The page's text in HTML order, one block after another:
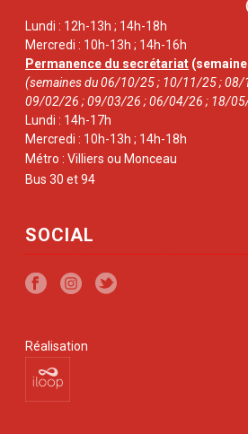
Lundi : 12h-13h ; 14h-18h
Mercredi : 10h-13h ; 14h-16h
Permanence du secrétariat
(semaines du 06/10/25 ; 10/11/25 ;
09/02/26 ; 09/03/26 ; 06/04/26 ; 18/
Lundi : 14h-17h
Mercredi : 10h-13h ; 14h-18h
Métro : Villiers ou Monceau
Bus 30 et 94
SOCIAL
Réalisation